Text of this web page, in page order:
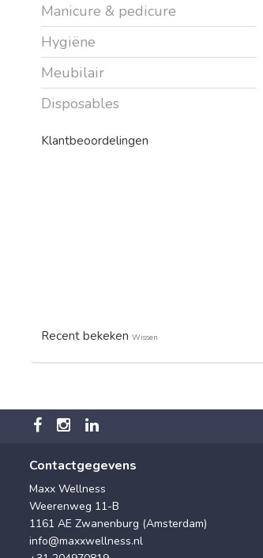
Manicure & pedicure
Hygiëne
Meubilair
Disposables
Klantbeoordelingen
Recent bekeken Wissen
Contactgegevens
Maxx Wellness
Weerenweg 11-B
1161 AE Zwanenburg (Amsterdam)
info@maxxwellness.nl